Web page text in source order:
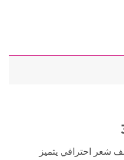
هو مجفف شعر احترافي يتميز